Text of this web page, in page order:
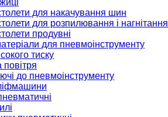
для накачування шин
для розпилювання і нагнітання
продувні
для пневмоінструменту
тиску
повітря
до пневмоінструменту